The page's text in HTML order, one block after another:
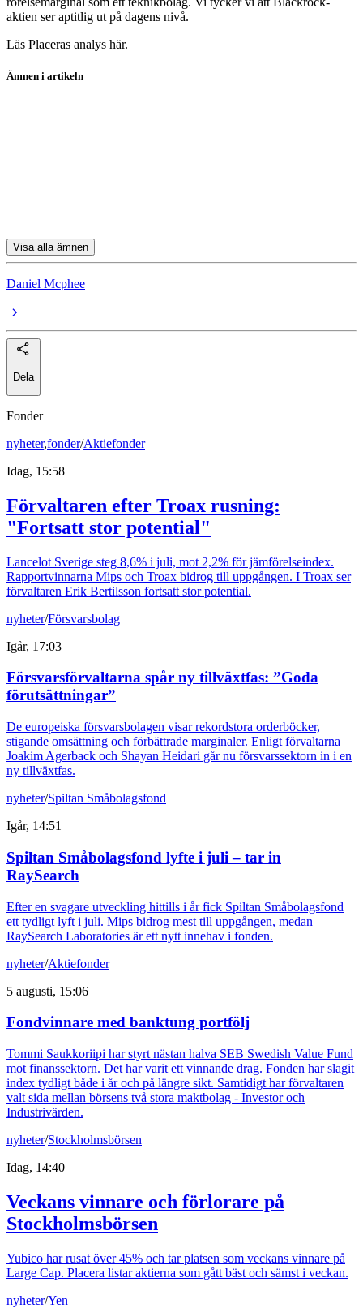
aktien ser aptitlig ut på dagens nivå.
Läs Placeras analys här.
Ämnen i artikeln
Visa alla ämnen
Daniel Mcphee
Dela
Fonder
nyheter,fonder/Aktiefonder
Idag, 15:58
Förvaltaren efter Troax rusning:
"Fortsatt stor potential"
Lancelot Sverige steg 8,6% i juli, mot 2,2% för jämförelseindex.
Rapportvinnarna Mips och Troax bidrog till uppgången. I Troax ser
förvaltaren Erik Bertilsson fortsatt stor potential.
nyheter/Försvarsbolag
Igår, 17:03
Försvarsförvaltarna spår ny tillväxtfas: ”Goda
förutsättningar”
De europeiska försvarsbolagen visar rekordstora orderböcker,
stigande omsättning och förbättrade marginaler. Enligt förvaltarna
Joakim Agerback och Shayan Heidari går nu försvarssektorn in i en
ny tillväxtfas.
nyheter/Spiltan Småbolagsfond
Igår, 14:51
Spiltan Småbolagsfond lyfte i juli – tar in
RaySearch
Efter en svagare utveckling hittills i år fick Spiltan Småbolagsfond
ett tydligt lyft i juli. Mips bidrog mest till uppgången, medan
RaySearch Laboratories är ett nytt innehav i fonden.
nyheter/Aktiefonder
5 augusti, 15:06
Fondvinnare med banktung portfölj
Tommi Saukkoriipi har styrt nästan halva SEB Swedish Value Fund
mot finanssektorn. Det har varit ett vinnande drag. Fonden har slagit
index tydligt både i år och på längre sikt. Samtidigt har förvaltaren
valt sida mellan börsens två stora maktbolag - Investor och
Industrivärden.
nyheter/Stockholmsbörsen
Idag, 14:40
Veckans vinnare och förlorare på
Stockholmsbörsen
Yubico har rusat över 45% och tar platsen som veckans vinnare på
Large Cap. Placera listar aktierna som gått bäst och sämst i veckan.
nyheter/Yen